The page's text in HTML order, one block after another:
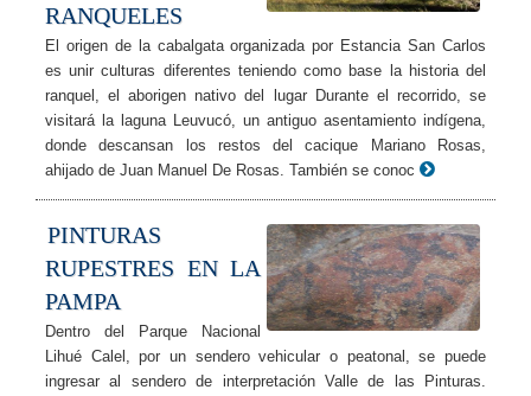
RANQUELES
El origen de la cabalgata organizada por Estancia San Carlos
es unir culturas diferentes teniendo como base la historia del
ranquel, el aborigen nativo del lugar Durante el recorrido, se
visitará la laguna Leuvucó, un antiguo asentamiento indígena,
donde descansan los restos del cacique Mariano Rosas,
ahijado de Juan Manuel De Rosas. También se conoc
PINTURAS
RUPESTRES EN LA
PAMPA
Dentro del Parque Nacional
Lihué Calel, por un sendero vehicular o peatonal, se puede
ingresar al sendero de interpretación Valle de las Pinturas.